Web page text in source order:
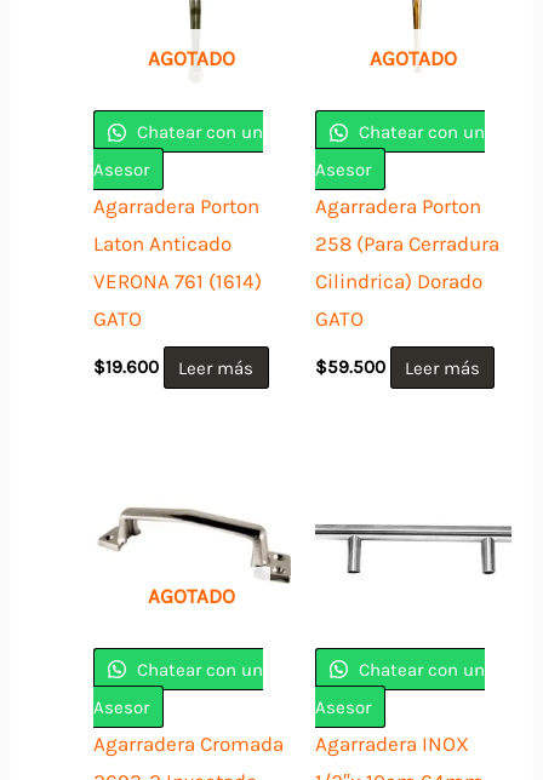
AGOTADO
Chatear con un
Asesor
Agarradera Porton
Laton Anticado
VERONA 761 (1614)
GATO
$19.600 Leer más
AGOTADO
Chatear con un
Asesor
Agarradera Porton
258 (Para Cerradura
Cilindrica) Dorado
GATO
$59.500 Leer más
AGOTADO
Chatear con un
Asesor
Agarradera Cromada
Chatear con un
Asesor
Agarradera INOX